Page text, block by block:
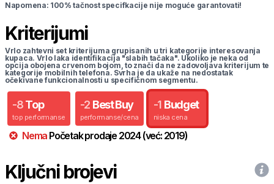
Napomena: 100% tačnost specifkacije nije moguće garantovati!
Kriterijumi
Vrlo zahtevni set kriterijuma grupisanih u tri kategorije interesovanja
kupaca. Vrlo laka identifikacija "slabih tačaka". Ukoliko je neka od
opcija obojena crvenom bojom, to znači da ne zadovoljava kriterijum te
kategorije mobilnih telefona. Svrha je da ukaže na nedostatak
očekivane funkcionalnosti u specifičnom segmentu.
-8 Top
top performanse
-2 Best Buy
performanse/cena
-1 Budget
niska cena
Nema Početak prodaje 2024(već: 2019)
Ključni brojevi